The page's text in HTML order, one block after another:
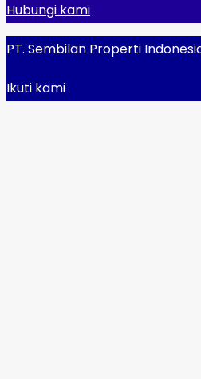
Hubungi kami
PT. Sembilan Properti
Ikuti kami